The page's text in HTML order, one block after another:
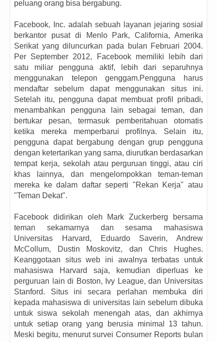
peluang orang bisa bergabung.
Facebook, Inc. adalah sebuah layanan jejaring sosial
berkantor pusat di Menlo Park, California, Amerika
Serikat yang diluncurkan pada bulan Februari 2004.
Per September 2012, Facebook memiliki lebih dari
satu miliar pengguna aktif, lebih dari separuhnya
menggunakan telepon genggam.Pengguna harus
mendaftar sebelum dapat menggunakan situs ini.
Setelah itu, pengguna dapat membuat profil pribadi,
menambahkan pengguna lain sebagai teman, dan
bertukar pesan, termasuk pemberitahuan otomatis
ketika mereka memperbarui profilnya. Selain itu,
pengguna dapat bergabung dengan grup pengguna
dengan ketertarikan yang sama, diurutkan berdasarkan
tempat kerja, sekolah atau perguruan tinggi, atau ciri
khas lainnya, dan mengelompokkan teman-teman
mereka ke dalam daftar seperti "Rekan Kerja" atau
"Teman Dekat".
Facebook didirikan oleh Mark Zuckerberg bersama
teman sekamarnya dan sesama mahasiswa
Universitas Harvard, Eduardo Saverin, Andrew
McCollum, Dustin Moskovitz, dan Chris Hughes.
Keanggotaan situs web ini awalnya terbatas untuk
mahasiswa Harvard saja, kemudian diperluas ke
perguruan lain di Boston, Ivy League, dan Universitas
Stanford. Situs ini secara perlahan membuka diri
kepada mahasiswa di universitas lain sebelum dibuka
untuk siswa sekolah menengah atas, dan akhirnya
untuk setiap orang yang berusia minimal 13 tahun.
Meski begitu, menurut survei Consumer Reports bulan